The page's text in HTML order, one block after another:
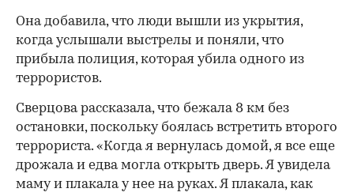
00:00
Она добавила, что люди вышли из укрытия,
когда услышали выстрелы и поняли, что
прибыла полиция, которая убила одного из
террористов.
Сверцова рассказала, что бежала 8 км без
остановки, поскольку боялась встретить второго
террориста. «Когда я вернулась домой, я все еще
дрожала и едва могла открыть дверь. Я увидела
маму и плакала у нее на руках. Я плакала, как